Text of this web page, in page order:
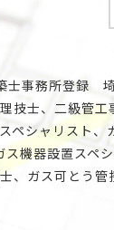
事務所登録
技士、二級管
ペシャリスト
機器設置スペ
、ガス可とう